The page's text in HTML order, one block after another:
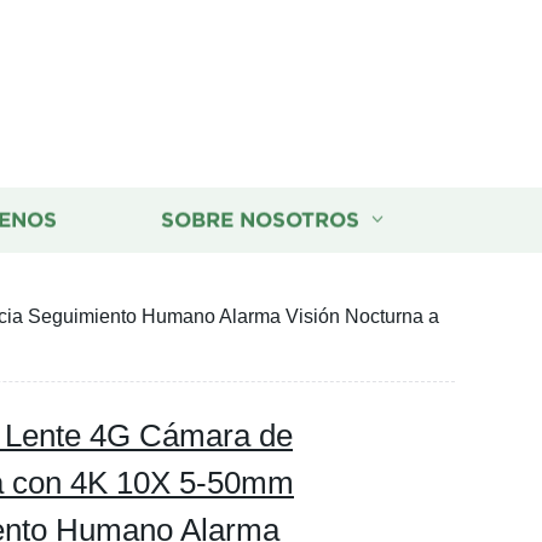
SOBRE NOSOTROS
Seguimiento Humano Alarma Visión Nocturna a
4G Cámara de
4K 10X 5-50mm
Humano Alarma